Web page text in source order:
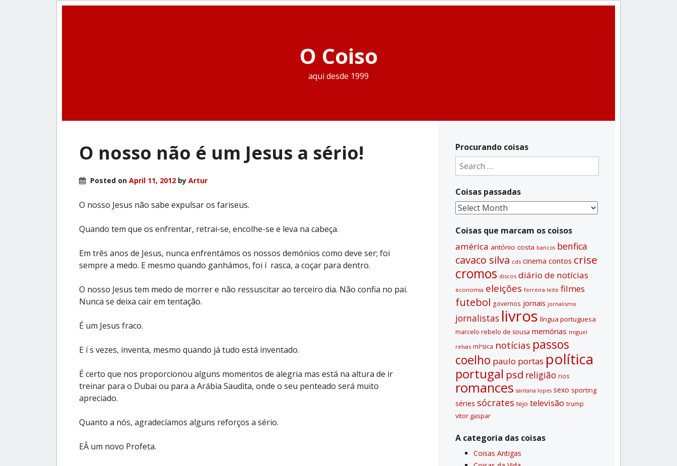
O Coiso
aqui desde 1999
O nosso não é um Jesus a sério!
Posted on April 11, 2012 by Artur
O nosso Jesus não sabe expulsar os fariseus.
Quando tem que os enfrentar, retrai-se, encolhe-se e leva na cabeça.
Em três anos de Jesus, nunca enfrentámos os nossos demónios como deve ser; foi
sempre a medo. E mesmo quando ganhámos, foi í rasca, a coçar para dentro.
O nosso Jesus tem medo de morrer e não ressuscitar ao terceiro dia. Não confia no pai.
Nunca se deixa cair em tentação.
É um Jesus fraco.
E í s vezes, inventa, mesmo quando já tudo está inventado.
É certo que nos proporcionou alguns momentos de alegria mas está na altura de ir
treinar para o Dubai ou para a Arábia Saudita, onde o seu penteado será muito
apreciado.
Quanto a nós, agradecíamos alguns reforços a sério.
EÂ um novo Profeta.
Procurando coisas
Search
for:
Coisas passadas
Coisas
Coisas que marcam os coisos
américa antónio costa bancos benfica
cavaco silva cds cinema contos crise
cromos discos diário de notí­cias
economia eleições ferreira leite filmes
futebol governos jornais jornalismo
jornalistas livros lí­ngua portuguesa
marcelo rebelo de sousa memórias miguel
relvas míºsica notí­cias passos
coelho paulo portas polí­tica
portugal psd religião rios
romances santana lopes sexo sporting
séries sócrates tejo televisão trump
vitor gaspar
A categoria das coisas
Coisas Antigas